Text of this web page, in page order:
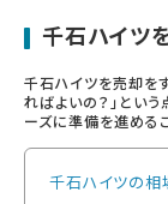
千石ハイツ
千石ハイツを売却を
ればよいの？」とい
ーズに準備を進める
千石ハイツの相